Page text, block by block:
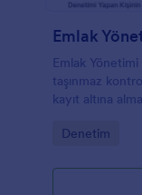
Emlak
taşınmaz
kayıt altına
idealdir.
Go to
Denetim